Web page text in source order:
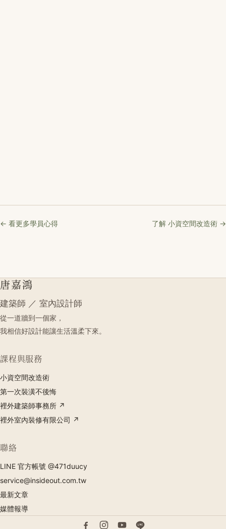
← 看更多學員心得 了解 小資空間改造術 →
唐嘉鴻
建築師 ／ 室內設計師
從一道牆到一個家，
我相信好設計能讓生活溫柔下來。
課程與服務
小資空間改造術
第一次裝潢不後悔
裡外建築師事務所 ↗
裡外室內裝修有限公司 ↗
聯絡
LINE 官方帳號 @471duucy
service@insideout.com.tw
最新文章
媒體報導